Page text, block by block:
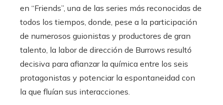
en “Friends”, una de las series más reconocidas de
todos los tiempos, donde, pese a la participación
de numerosos guionistas y productores de gran
talento, la labor de dirección de Burrows resultó
decisiva para afianzar la química entre los seis
protagonistas y potenciar la espontaneidad con
la que fluían sus interacciones.